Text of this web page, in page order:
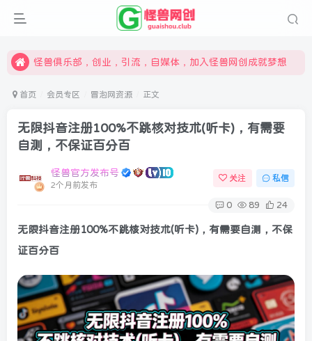
限时开通会员更享折扣，超高返佣
怪兽俱乐部，创业，引流，自媒体，加入怪兽网创成就梦想
首页 会员专区 冒泡网资源 正文
无限抖音注册100%不跳核对技术(听卡)，有需要
自测，不保证百分百
怪兽官方发布号
2个月前发布
关注 私信
0 89 24
无限抖音注册100%不跳核对技术(听卡)，有需要自测，不保
证百分百